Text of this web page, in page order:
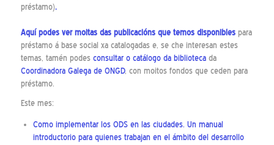
préstamo).
Aquípodes ver moitas das publicacións que temos disponiblespara
préstamo á base social xa catalogadas e, se che interesan estes
temas, tamén podes consultar o catálogo da bibliotecada
Coordinadora Galega de ONGD, con moitos fondos que ceden para
préstamo.
Este mes:
Como implementar los ODS en las ciudades. Un manual
introductorio para quienes trabajan en el ámbito del desarrollo